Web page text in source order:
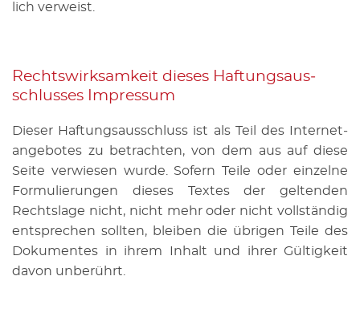
lich ver­weist.
Rechts­wirk­sam­keit die­ses Haf­tungs­aus­
schlus­ses Im­pres­sum
Die­ser Haf­tungs­aus­schluss ist als Teil des In­ter­net­
an­ge­bo­tes zu be­trach­ten, von dem aus auf diese
Seite ver­wie­sen wurde. So­fern Teile oder ein­zel­ne
For­mu­lie­run­gen die­ses Tex­tes der gel­ten­den
Rechts­la­ge nicht, nicht mehr oder nicht voll­stän­dig
ent­spre­chen soll­ten, blei­ben die üb­ri­gen Teile des
Do­ku­men­tes in ihrem In­halt und ihrer Gül­tig­keit
davon un­be­rührt.